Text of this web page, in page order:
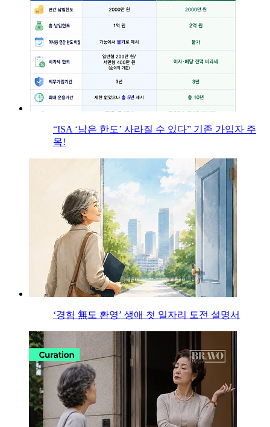
“ISA ‘남은 한도’ 사라질 수 있다” 기존 가입자 주
목!
‘경험 無도 환영’ 생애 첫 일자리 도전 설명서